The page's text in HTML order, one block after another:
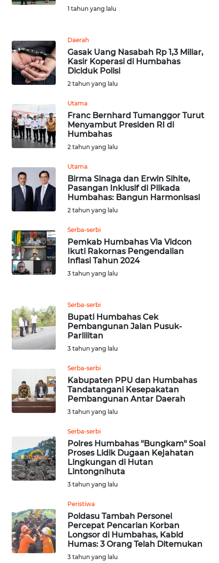
1 tahun yang lalu
Daerah
Gasak Uang Nasabah Rp 1,3 Miliar,
Kasir Koperasi di Humbahas
Diciduk Polisi
2 tahun yang lalu
Utama
Franc Bernhard Tumanggor Turut
Menyambut Presiden RI di
Humbahas
2 tahun yang lalu
Utama
Birma Sinaga dan Erwin Sihite,
Pasangan Inklusif di Pilkada
Humbahas: Bangun Harmonisasi
2 tahun yang lalu
Serba-serbi
Pemkab Humbahas Via Vidcon
Ikuti Rakornas Pengendalian
Inflasi Tahun 2024
3 tahun yang lalu
Serba-serbi
Bupati Humbahas Cek
Pembangunan Jalan Pusuk-
Parlilitan
3 tahun yang lalu
Serba-serbi
Kabupaten PPU dan Humbahas
Tandatangani Kesepakatan
Pembangunan Antar Daerah
3 tahun yang lalu
Serba-serbi
Polres Humbahas "Bungkam" Soal
Proses Lidik Dugaan Kejahatan
Lingkungan di Hutan
Lintongnihuta
3 tahun yang lalu
Peristiwa
Poldasu Tambah Personel
Percepat Pencarian Korban
Longsor di Humbahas, Kabid
Humas: 3 Orang Telah Ditemukan
3 tahun yang lalu
WN
KALTARA
KALSEL
WN
KALTIM
WN
SULSEL
WN
GORONTALO
WN
SULUT
WN
WN
MALUT
WN
WN
DANAU
TOBA
WN
LANGKAT
TAPANULI
SELATAN
WN